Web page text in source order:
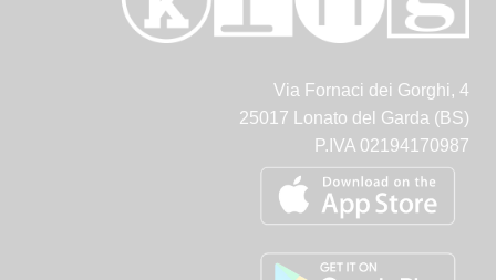
Via Fornaci dei Gorghi, 4
25017 Lonato del Garda (BS)
P.IVA 02194170987